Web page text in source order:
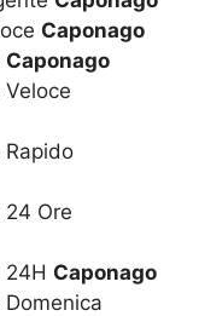
Caponago
Caponago
Ore
24H Caponago